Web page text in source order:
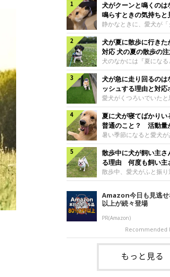
犬がクーンと鳴くのは
鳴らすときの気持ちと
静かなときに、愛犬が「
鳴いたり、鼻を鳴らす
することはありません
わけではない分、「不安
かお願いしているの？」
さんもいるかもしれま
クーンと鳴く理由や鼻鳴
め方と対応のポイントな
のきもち獣医師相談室
伺いました。クーンと
ち？いぬのきもち投稿写
クーンと小さく鳴くとき
を伝えようとしている場
れています。大
犬が夏に散歩に行きた
対応 犬の夏の散歩の
犬のなかには『夏になる
らない、歩かなくなる
の気配を察すると涼しい
しない』など散歩に行き
るようです。愛犬の運動
のに、散歩に行きたが
場合はどう対応すればよ
「愛犬が夏に散歩に行き
対応」について、いぬの
室の白山さとこ先生に
犬の散歩に行くときの
きもち投稿写真ギャラリ
散歩に行くときは、どの
をするとよい
犬が急に走り回るの
ッシュする理由と対
愛犬がくつろいでいたと
屋の中を走り回り始め
驚いたことはありませ
「何が起きているの？」
んも多いでしょう。落ち
のに、急にスイッチが
と不安になることもあり
が急に走り回る理由や見
て、いぬのきもち獣医師
先生に伺いました。犬
ラリー犬が突然走り回る
珍しいものではないと考
体にたまったエ
夏に犬が寝てばかりい
普通のこと？ 活動量
策とは
暑い季節になると愛犬が
ばかりだと感じる飼い
か？その様子に、愛犬が
るのか、元気がないのか
方もいるのではないか
は、犬が寝てばかりい
かを見極める方法はある
「犬の活動量が夏に減る
いて、いぬのきもち獣医
き先生に話を聞きました
動量が減る理由は？ い
真ギャラリーーー夏に
と感じる飼い主さんもい
としてどのようなこ
散歩中に犬が飼い主さ
る理由 何度も飼い主
のはなぜ？
散歩中、愛犬がふと振り
の様子を確認する…そん
はありませんか？ 何度
ると、「何か気になるこ
「ちゃんと歩けているか
ことがあるかもしれませ
がら飼い主さんを振り
んな気持ちが隠れてい
回は、犬が散歩中に飼い
理由や注意すべきサイ
応のポイントなどにつ
獣医師相談室の原 駿太朗
Amazon今日も見逃せ
以上が続々登場
PR(Amazon)
Recommended
もっと見る